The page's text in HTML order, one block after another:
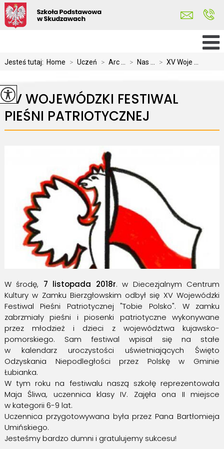
Jesteś tutaj: Home > Uczeń > Arc ... > Nas ... > XV Woje ...
XV WOJEWÓDZKI FESTIWAL
PIEŚNI PATRIOTYCZNEJ
W środę, 7 listopada 2018r. w Diecezjalnym Centrum
Kultury w Zamku Bierzgłowskim odbył się XV Wojewódzki
Festiwal Pieśni Patriotycznej "Tobie Polsko". W zamku
zabrzmiały pieśni i piosenki patriotyczne wykonywane
przez młodzież i dzieci z województwa kujawsko-
pomorskiego. Sam festiwal wpisał się na stałe
w kalendarz uroczystości uświetniających Święto
Odzyskania Niepodległości przez Polskę w Gminie
Łubianka.
W tym roku na festiwalu naszą szkołę reprezentowała
Maja Śliwa, uczennica klasy IV. Zajęła ona II miejsce
w kategorii 6-9 lat.
Uczennica przygotowywana była przez Pana Bartłomieja
Umińskiego.
Jesteśmy bardzo dumni i gratulujemy sukcesu!